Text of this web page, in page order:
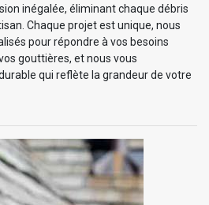
inégalée, éliminant chaque débris
Chaque projet est unique, nous
pour répondre à vos besoins
gouttières, et nous vous
qui reflète la grandeur de votre